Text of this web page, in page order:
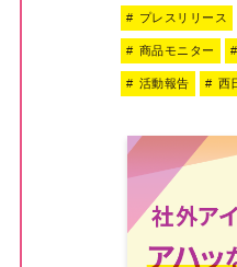
プレスリリース
商品モニター
活動報告 西